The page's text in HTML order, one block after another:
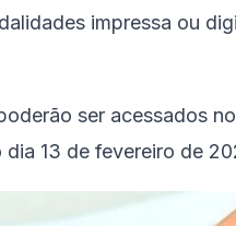
impressa ou
ser acessados no
dia 13 de fevereiro de